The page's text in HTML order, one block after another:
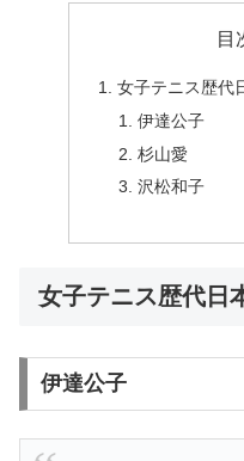
目
女子テニス歴代
伊達公子
杉山愛
沢松和子
女子テニス歴代日
伊達公子